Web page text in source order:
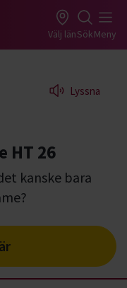
Välj länSökMeny
Lyssna
HT 26
kanske bara